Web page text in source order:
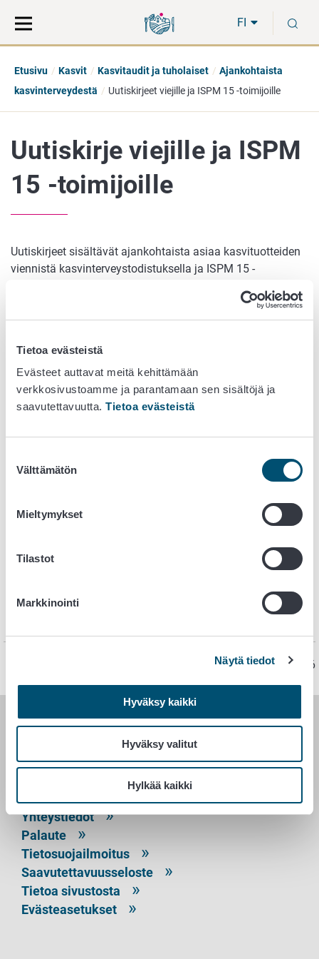
Tietoa evästeistä
Evästeet auttavat meitä kehittämään
verkkosivustoamme ja parantamaan sen sisältöjä ja
saavutettavuutta. Tietoa evästeistä
valinta
Välttämätön
Mieltymykset
Tilastot
Markkinointi
Näytä tiedot
Hyväksy kaikki
Hyväksy valitut
Hylkää kaikki
suoraan
sisältöön
koko
sivuston
FI
Etusivu Kasvit Kasvitaudit ja tuholaiset
Ajankohtaista
kasvinterveydestä
Uutiskirjeet viejille ja ISPM 15 -toimijoille
Uutiskirje viejille ja ISPM
15 -toimijoille
Uutiskirjeet sisältävät ajankohtaista asiaa kasvituotteiden
viennistä kasvinterveystodistuksella ja ISPM 15 -
valmistuksesta. Uutiskirjeet lähetetään rekisterissä oleville
toimijoille. Kirjeen voivat tilata myös muut aiheesta
Uutiskirje kasvien viennistä
kasvinterveystodistuksella
Uutiskirje ISPM 15 -
valmistajille
2024 Joulukuu
2022 Joulukuu
Sivu on viimeksi päivitetty 23.7.2026
PL 100
00027 RUOKAVIRASTO
Yhteystiedot
Palaute
Tietosuojailmoitus
Saavutettavuusseloste
Tietoa sivustosta
Evästeasetukset